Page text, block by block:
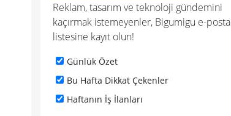
Reklam, tasarım ve teknoloji gündemini
kaçırmak istemeyenler, Bigumigu e-posta
listesine kayıt olun!
Günlük Özet
Bu Hafta Dikkat Çekenler
Haftanın İş İlanları